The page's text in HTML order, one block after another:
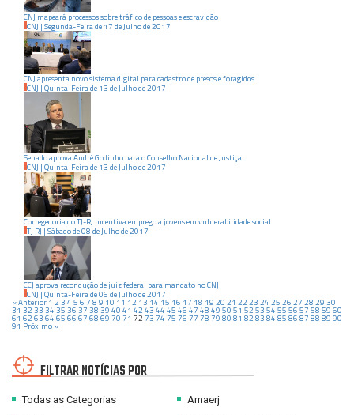
CNJ mapeará processos sobre tráfico de pessoas e escravidão
CNJ | Segunda-Feirade 17 de Julhode2017
CNJ apresenta novo sistema digital para cadastro de presos e foragidos
CNJ | Quinta-Feirade 13 deJulhode2017
Senado aprova André Godinho para o Conselho Nacional de Justiça
CNJ | Quinta-Feirade 13 deJulhode2017
Corregedoria do TJ-RJ incentiva emprego a jovens em vulnerabilidade social
TJ RJ | Sábadode08 deJulhode2017
CCJ aprova recondução de juiz federal para mandato no CNJ
CNJ | Quinta-Feirade06 deJulhode2017
« Anterior 1 2 3 4 5 6 7 8 9 10 11 12 13 14 15 16 17 18 19 20 21 22 23 24 25 26 27 28 29 30
31 32 33 34 35 36 37 38 39 40 41 42 43 44 45 46 47 48 49 50 51 52 53 54 55 56 57 58 59 60
61 62 63 64 65 66 67 68 69 70 71 72 73 74 75 76 77 78 79 80 81 82 83 84 85 86 87 88 89 90
91 Próximo »
FILTRAR NOTÍCIAS POR
Todas as Categorias
Amaerj